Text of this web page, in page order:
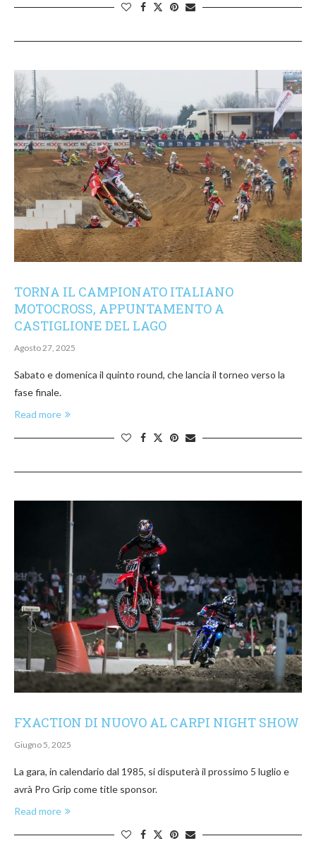
TORNA IL CAMPIONATO ITALIANO
MOTOCROSS, APPUNTAMENTO A
CASTIGLIONE DEL LAGO
Agosto 27, 2025
Sabato e domenica il quinto round, che lancia il torneo verso la
fase finale.
Read more
FXACTION DI NUOVO AL CARPI NIGHT SHOW
Giugno 5, 2025
La gara, in calendario dal 1985, si disputerà il prossimo 5 luglio e
avrà Pro Grip come title sponsor.
Read more